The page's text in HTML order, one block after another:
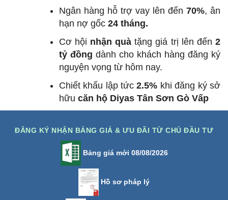
Ngân hàng hỗ trợ vay lên đến 70%, ân
hạn nợ gốc 24 tháng.
Cơ hội nhận quà tặng giá trị lên đến2
tỷ đồng dành cho khách hàng đăng ký
nguyện vọng từ hôm nay.
Chiết khấu lập tức2.5% khi đăng ký sở
hữu căn hộ Diyas Tân Sơn Gò Vấp
ĐĂNG KÝ NHẬN BẢNG GIÁ & ƯU ĐÃI TỪ CHỦ ĐẦU TƯ
Bảng giá mới 08/08/2026
Hồ sơ pháp lý